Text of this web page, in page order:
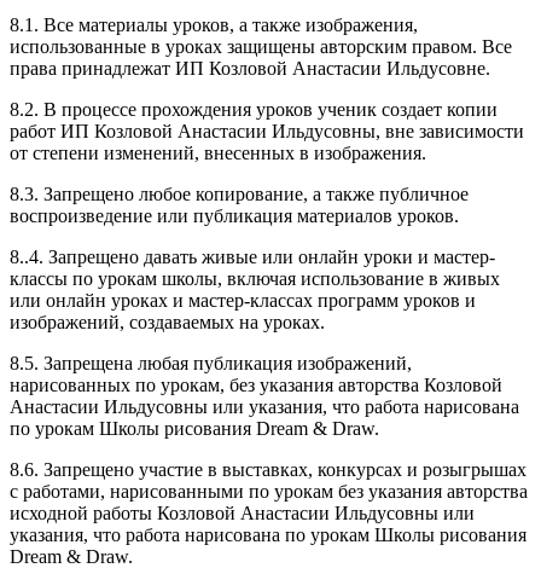
8.1. Все материалы уроков, а также изображения,
использованные в уроках защищены авторским правом. Все
права принадлежат ИП Козловой Анастасии Ильдусовне.
8.2. В процессе прохождения уроков ученик создает копии
работ ИП Козловой Анастасии Ильдусовны, вне зависимости
от степени изменений, внесенных в изображения.
8.3. Запрещено любое копирование, а также публичное
воспроизведение или публикация материалов уроков.
8..4. Запрещено давать живые или онлайн уроки и мастер-
классы по урокам школы, включая использование в живых
или онлайн уроках и мастер-классах программ уроков и
изображений, создаваемых на уроках.
8.5. Запрещена любая публикация изображений,
нарисованных по урокам, без указания авторства Козловой
Анастасии Ильдусовны или указания, что работа нарисована
по урокам Школы рисования Dream & Draw.
8.6. Запрещено участие в выставках, конкурсах и розыгрышах
с работами, нарисованными по урокам без указания авторства
исходной работы Козловой Анастасии Ильдусовны или
указания, что работа нарисована по урокам Школы рисования
Dream & Draw.